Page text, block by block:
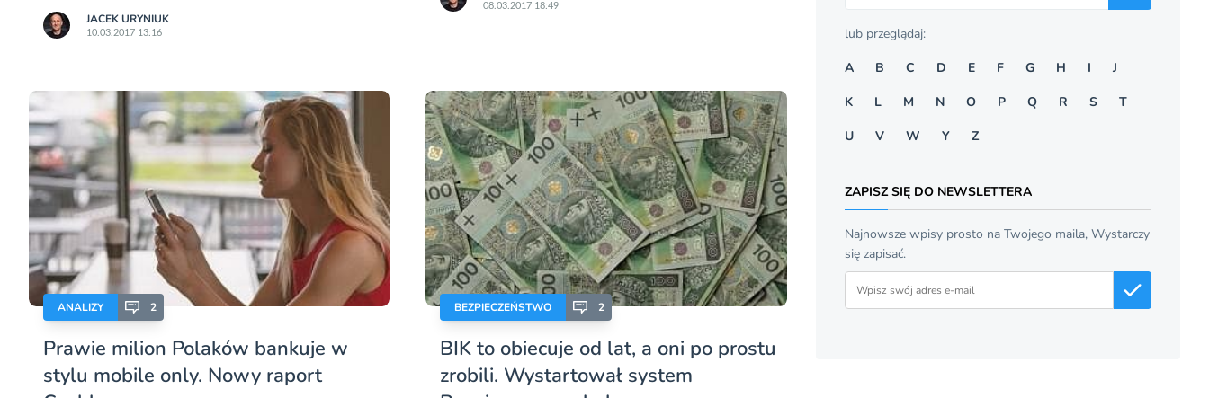
JACEK URYNIUK
10.03.2017 13:16
08.03.2017 18:49
ANALIZY 2
Prawie milion Polaków bankuje w
stylu mobile only. Nowy raport
BEZPIECZEŃSTWO 2
BIK to obiecuje od lat, a oni po prostu
zrobili. Wystartował system
lub przeglądaj:
A
B C D E F G H I
J
K
L M N O P Q R S
T
U
V W Y Z
ZAPISZ SIĘ DO NEWSLETTERA
Najnowsze wpisy prosto na Twojego maila, Wystarczy
się zapisać.